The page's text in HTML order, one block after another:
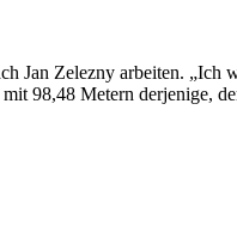
Jan Zelezny arbeiten. „Ich
98,48 Metern derjenige,